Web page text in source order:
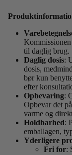
Kommissionen
til daglig brug.
Daglig dosis:
dosis,
bør kun
efter
Opbevaring:
Opbevar det
varme og
Holdbarhed:
emballagen,
Yderligere
Fri for: